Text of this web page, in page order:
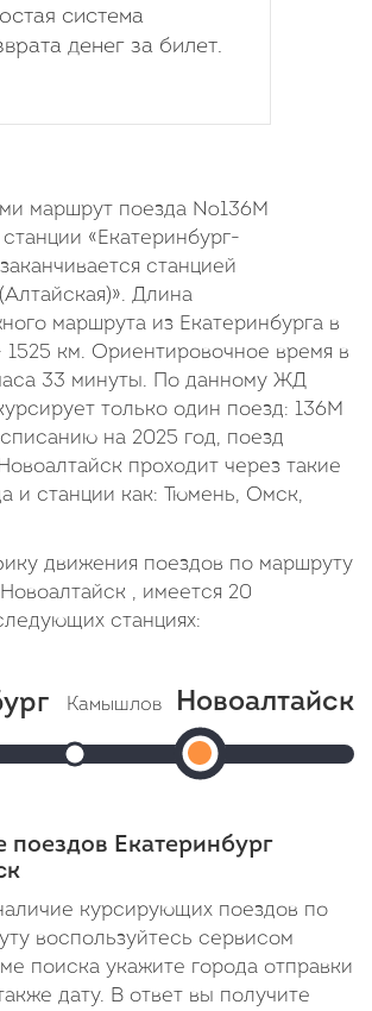
система
денег за билет.
маршрут поезда №136М
«Екатеринбург-
станцией
Длина
маршрута из Екатеринбурга в
1525 км. Ориентировочное время в
33 минуты. По данному ЖД
только один поезд: 136М
на 2025 год, поезд
проходит через такие
и станции как: Тюмень, Омск,
движения поездов по маршруту
, имеется 20
станциях:
Камышлов
Прибытие: 03:35
Отправление: 03:37
В пути: 2 часа 31 минута
Тюмень
Прибытие: 06:16
Отправление: 06:36
В пути: 5 часов 12
Ишим
Новоалтайск
(Алтайская)
05:37
В
пути:
1
поездов Екатеринбург
курсирующих поездов по
воспользуйтесь сервисом
поиска укажите города отправки
дату. В ответ вы получите